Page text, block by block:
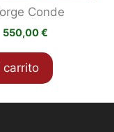
Conde
El
original
era:
550,00€
actual
es:
carrito